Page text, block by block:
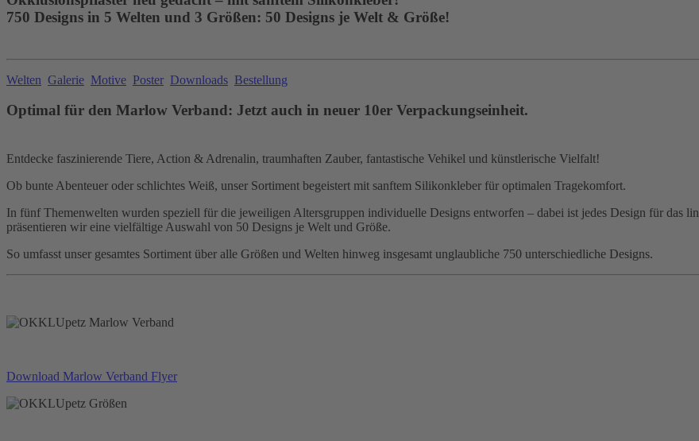
750 Designs in 5 Welten und 3 Größen: 50 Designs je Welt & Größe!
Welten Galerie Motive Poster Downloads Bestellung
Optimal für den Marlow Verband: Jetzt auch in neuer 10er Verpackungseinheit.
Entdecke faszinierende Tiere, Action & Adrenalin, traumhaften Zauber, fantastische Vehikel und künstlerische Vielfalt!
Ob bunte Abenteuer oder schlichtes Weiß, unser Sortiment begeistert mit sanftem Silikonkleber für optimalen Tragekomfort.
In fünf Themenwelten wurden speziell für die jeweiligen Altersgruppen individuelle Designs entworfen – dabei ist jedes Design für das
präsentieren wir eine vielfältige Auswahl von 50 Designs je Welt und Größe.
So umfasst unser gesamtes Sortiment über alle Größen und Welten hinweg insgesamt unglaubliche 750 unterschiedliche Designs.
Download Marlow Verband Flyer